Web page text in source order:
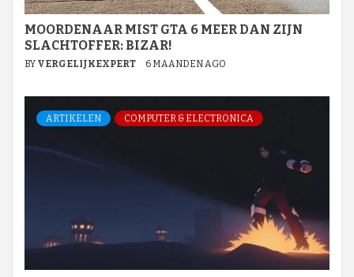
MOORDENAAR MIST GTA 6 MEER DAN ZIJN
SLACHTOFFER: BIZAR!
BY VERGELIJKEXPERT 6 MAANDEN AGO
ARTIKELEN COMPUTER & ELECTRONICA